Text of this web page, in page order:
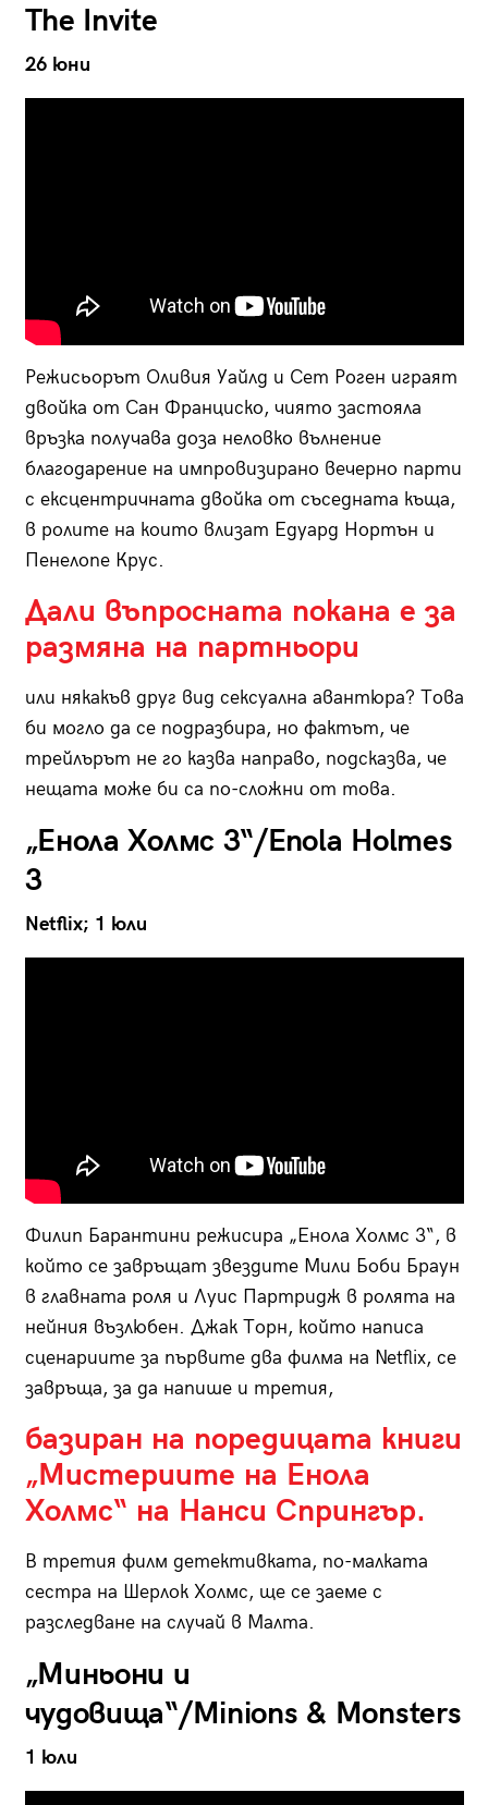
The Invite
26 юни
Режисьорът Оливия Уайлд и Сет Роген играят
двойка от Сан Франциско, чиято застояла
връзка получава доза неловко вълнение
благодарение на импровизирано вечерно парти
с ексцентричната двойка от съседната къща,
в ролите на които влизат Едуард Нортън и
Пенелопе Крус.
Дали въпросната покана е за
размяна на партньори
или някакъв друг вид сексуална авантюра? Това
би могло да се подразбира, но фактът, че
трейлърът не го казва направо, подсказва, че
нещата може би са по-сложни от това.
„Енола Холмс 3“/Enola Holmes
3
Netflix; 1 юли
Филип Барантини режисира „Енола Холмс 3“, в
който се завръщат звездите Мили Боби Браун
в главната роля и Луис Партридж в ролята на
нейния възлюбен. Джак Торн, който написа
сценариите за първите два филма на Netflix, се
завръща, за да напише и третия,
базиран на поредицата книги
„Мистериите на Енола
Холмс“ на Нанси Спрингър.
В третия филм детективката, по-малката
сестра на Шерлок Холмс, ще се заеме с
разследване на случай в Малта.
„Миньони и
чудовища“/Minions & Monsters
1 юли